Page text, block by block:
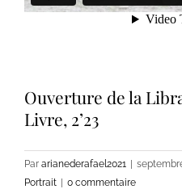
Ouverture de la
Livre, 2’23
Par arianederafael2021 |
Portrait | 0 commentaire